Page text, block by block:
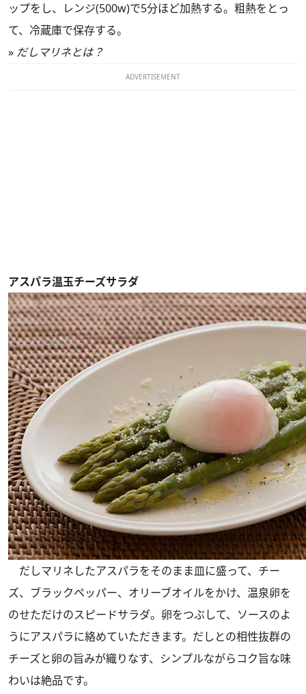
ップをし、レンジ(500w)で5分ほど加熱する。粗熱をとっ
て、冷蔵庫で保存する。
» だしマリネとは？
ADVERTISEMENT
アスパラ温玉チーズサラダ
だしマリネしたアスパラをそのまま皿に盛って、チー
ズ、ブラックペッパー、オリーブオイルをかけ、温泉卵を
のせただけのスピードサラダ。卵をつぶして、ソースのよ
うにアスパラに絡めていただきます。だしとの相性抜群の
チーズと卵の旨みが織りなす、シンプルながらコク旨な味
わいは絶品です。